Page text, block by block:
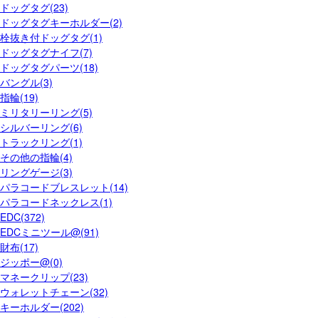
ドッグタグ(23)
ドッグタグキーホルダー(2)
栓抜き付ドッグタグ(1)
ドッグタグナイフ(7)
ドッグタグパーツ(18)
バングル(3)
指輪(19)
ミリタリーリング(5)
シルバーリング(6)
トラックリング(1)
その他の指輪(4)
リングゲージ(3)
パラコードブレスレット(14)
パラコードネックレス(1)
EDC(372)
EDCミニツール@(91)
財布(17)
ジッポー@(0)
マネークリップ(23)
ウォレットチェーン(32)
キーホルダー(202)